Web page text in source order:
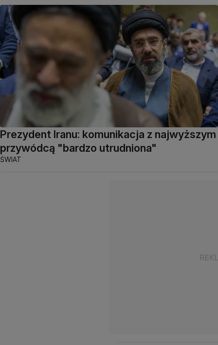
Prezydent Iranu: komunikacja z najwyższym
przywódcą "bardzo utrudniona"
ŚWIAT